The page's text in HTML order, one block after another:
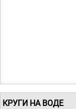
КРУГИ НА ВОДЕ